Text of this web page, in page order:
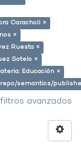
Caracholi ×
×
Ruesta ×
Sotelo ×
Educación ×
semantics/
avanzados